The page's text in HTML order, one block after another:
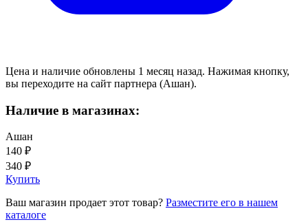
Цена и наличие обновлены 1 месяц назад. Нажимая кнопку,
вы переходите на сайт партнера (Ашан).
Наличие в магазинах:
Ашан
140 ₽
340 ₽
Купить
Ваш магазин продает этот товар? Разместите его в нашем
каталоге